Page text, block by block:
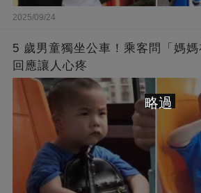
2025/09/24
5 歲男童獨坐公車！乘客問「媽
回應讓人心疼
略過